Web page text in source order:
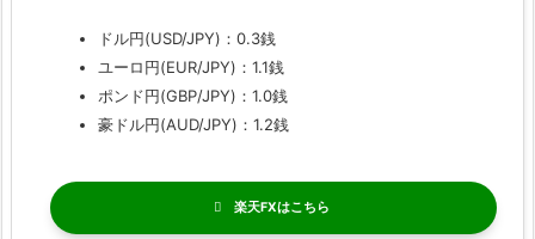
ドル円(USD/JPY)：0.3銭
ユーロ円(EUR/JPY)：1.1銭
ポンド円(GBP/JPY)：1.0銭
豪ドル円(AUD/JPY)：1.2銭
楽天FX